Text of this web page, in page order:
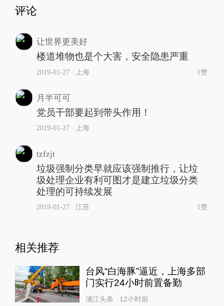
评论
让世界更美好
楼道堆物也是个大害，安全隐患严重
2019-01-27∙ 上海 1赞
月半可可
党员干部要起到带头作用！
2019-01-27∙ 上海
tzfzjt
垃圾强制分类早就应该强制推行，让垃
圾处理企业有利可图才是建立垃圾分类
处理的可持续发展
2019-01-27∙ 江苏 1赞
相关推荐
台风“白海豚”逼近，上海多部
门实行24小时前置备勤
浦江头条 12小时前